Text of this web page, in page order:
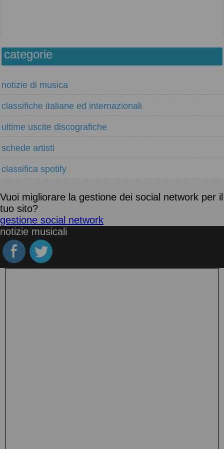
categorie
notizie di musica
classifiche italiane ed internazionali
ultime uscite discografiche
schede artisti
classifica spotify
Vuoi migliorare la gestione dei social network per il
tuo sito?
gestione social network
notizie musicali